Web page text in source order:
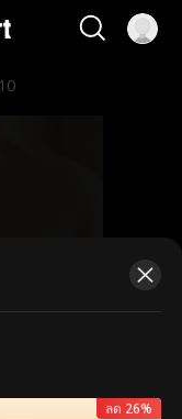
าปลดล็อก
ลด 26%